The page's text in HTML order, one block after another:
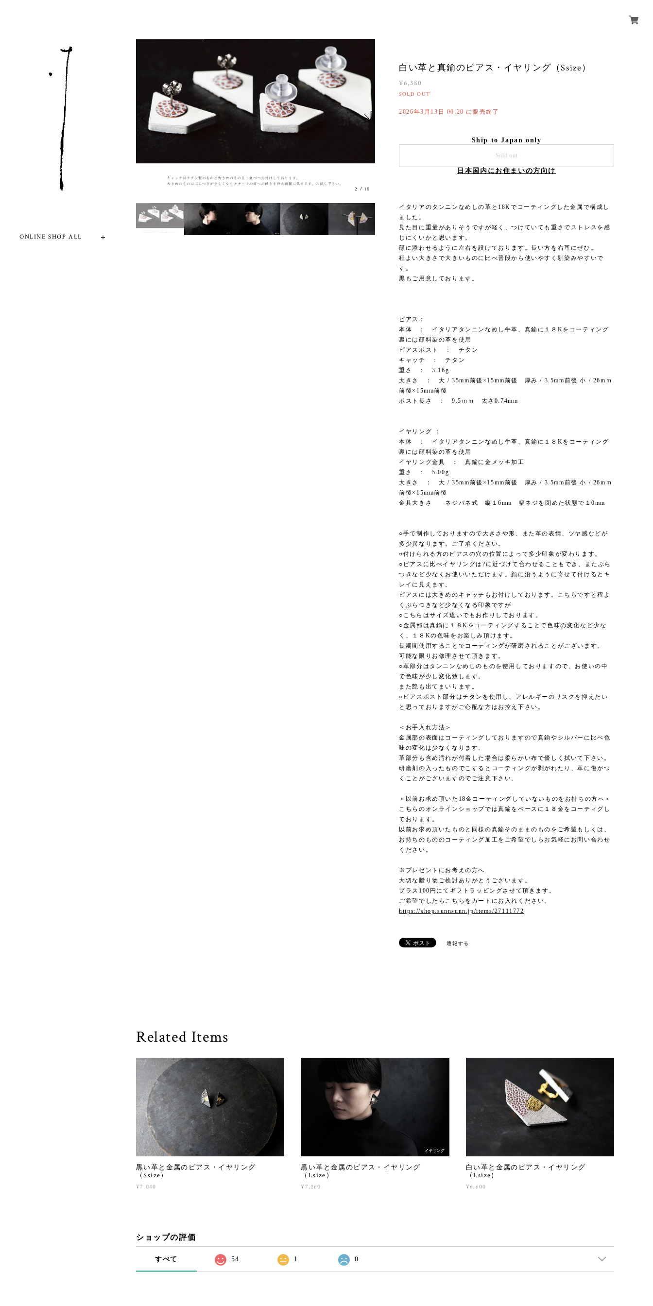
ONLINE SHOP ALL
2 / 10
白い革と真鍮のピアス・イヤリング（Ssize）
¥6,380
SOLD OUT
2026年3月13日 00:20 に販売終了
Ship to Japan only
Sold out
日本国内にお住まいの方向け
イタリアのタンニンなめしの革と18Kでコーティングした金属で構成し
ました。
見た目に重量がありそうですが軽く、つけていても重さでストレスを感
じにくいかと思います。
顔に添わせるように左右を設けております。長い方を右耳にぜひ。
程よい大きさで大きいものに比べ普段から使いやすく馴染みやすいで
す。
黒もご用意しております。
ピアス：
本体 ： イタリアタンニンなめし牛革、真鍮に１８Kをコーティング
裏には顔料染の革を使用
ピアスポスト ： チタン
キャッチ ： チタン
重さ ： 3.16g
大きさ ： 大 / 35mm前後×15mm前後 厚み / 3.5mm前後 小 / 26mｍ
前後×15mm前後
ポスト長さ ： 9.5ｍｍ 太さ0.74mm
イヤリング ：
本体 ： イタリアタンニンなめし牛革、真鍮に１８Kをコーティング
裏には顔料染の革を使用
イヤリング金具 ： 真鍮に金メッキ加工
重さ ： 5.00g
大きさ ： 大 / 35mm前後×15mm前後 厚み / 3.5mm前後 小 / 26mｍ
前後×15mm前後
金具大きさ ネジバネ式 縦１6mm 幅ネジを閉めた状態で１0mm
○手で制作しておりますので大きさや形、また革の表情、ツヤ感などが
多少異なります。ご了承ください。
○付けられる方のピアスの穴の位置によって多少印象が変わります。
○ピアスに比べイヤリングは?に近づけて合わせることもでき、またぶら
つきなど少なくお使いいただけます。顔に沿うように寄せて付けるとキ
レイに見えます。
ピアスには大きめのキャッチもお付けしております。こちらですと程よ
くぶらつきなど少なくなる印象ですが
○こちらはサイズ違いでもお作りしております。
○金属部は真鍮に１８Kをコーティングすることで色味の変化など少な
く、１８Kの色味をお楽しみ頂けます。
長期間使用することでコーティングが研磨されることがございます。
可能な限りお修理させて頂きます。
○革部分はタンニンなめしのものを使用しておりますので、お使いの中
で色味が少し変化致します。
また艶も出てまいります。
○ピアスポスト部分はチタンを使用し、アレルギーのリスクを抑えたい
と思っておりますがご心配な方はお控え下さい。
＜お手入れ方法＞
金属部の表面はコーティングしておりますので真鍮やシルバーに比べ色
味の変化は少なくなります。
革部分も含め汚れが付着した場合は柔らかい布で優しく拭いて下さい。
研磨剤の入ったものでこするとコーティングが剥がれたり、革に傷がつ
くことがございますのでご注意下さい。
＜以前お求め頂いた18金コーティングしていないものをお持ちの方へ＞
こちらのオンラインショップでは真鍮をベースに１８金をコーティグし
ております。
以前お求め頂いたものと同様の真鍮そのままのものをご希望もしくは、
お持ちのもののコーティング加工をご希望でしらお気軽にお問い合わせ
ください。
※プレゼントにお考えの方へ
大切な贈り物ご検討ありがとうございます。
プラス100円にてギフトラッピングさせて頂きます。
ご希望でしたらこちらをカートにお入れください。
https://shop.sunnsunn.jp/items/27111772
通報する
Related Items
黒い革と金属のピアス・イヤリング
（Ssize）
¥7,040
黒い革と金属のピアス・イヤリング
（Lsize）
¥7,260
白い革と金属のピアス・イヤリング
（Lsize）
¥6,600
ショップの評価
すべて 54 1 0